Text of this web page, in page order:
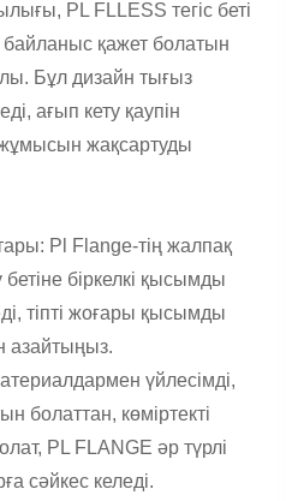
PL FLLESS тегіс беті
байланыс қажет болатын
Бұл дизайн тығыз
ағып кету қаупін
жақсартуды
Pl Flange-тің жалпақ
біркелкі қысымды
тіпті жоғары қысымды
азайтыңыз.
үйлесімді,
болаттан, көміртекті
PL FLANGE әр түрлі
сәйкес келеді.